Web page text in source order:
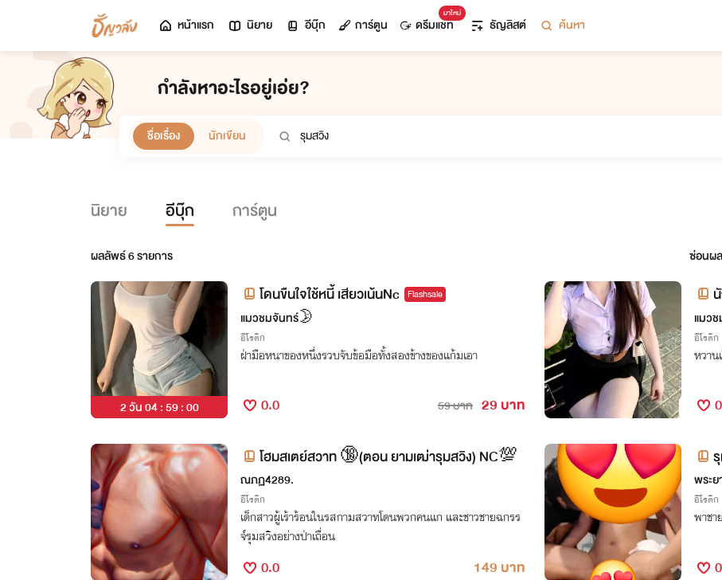
หน้าแรก นิยาย อีบุ๊ก การ์ตูน
มาใหม่
ดรีมแชท ธัญลิสต์ ค้นหา
กำลังหาอะไรอยู่เอ่ย?
ชื่อเรื่อง นักเขียน
นิยาย อีบุ๊ก การ์ตูน
ผลลัพธ์6รายการ ซ่อนผ
2 วัน 04 : 58 : 59
โดนขืนใจใช้หนี้ เสียวเน้นNc Flashsale
แมวชมจันทร์🌛
อีโรติก
ฝ่ามือหนาของหนึ่งรวบจับข้อมือทั้งสองข้างของแก้มเอา
0.0 59 บาท 29 บาท
แมว
อีโรติก
โฮมสเตย์สวาท 🔞(ตอน ยามเฒ่ารุมสวิง) NC💯
ณภฏ4289.
อีโรติก
เด็กสาวผู้เร้าร้อนในรสกามสวาทโดนพวกคนแก และชาวชายฉกรร
จ์รุมสวิงอย่างป่าเถื่อน
0.0 149 บาท
พระย
อีโรติก
พาชา